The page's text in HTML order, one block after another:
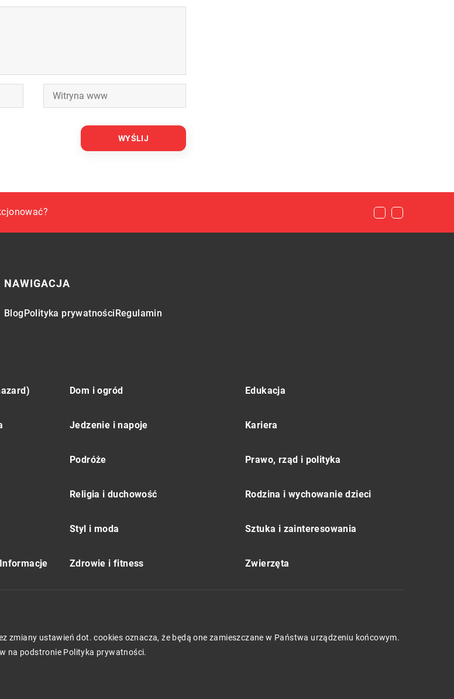
NAWIGACJA
BlogPolityka prywatnościRegulamin
Dom i ogród Edukacja
Jedzenie i napoje Kariera
Podróże Prawo, rząd i polityka
Religia i duchowość Rodzina i wychowanie dzieci
Styl i moda Sztuka i zainteresowania
Zdrowie i fitness Zwierzęta
zmiany ustawień dot. cookies oznacza, że będą one zamieszczane w Państwa urządzeniu końcowym.
na podstronie Polityka prywatności.